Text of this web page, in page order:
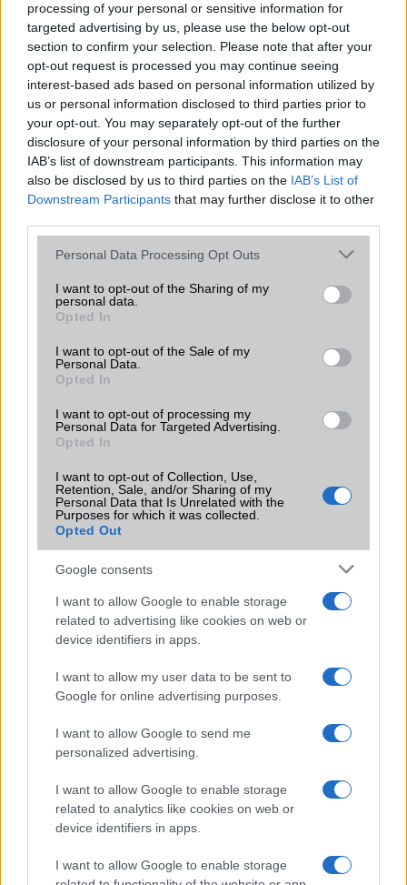
processing of your personal or sensitive information for
targeted advertising by us, please use the below opt-out
section to confirm your selection. Please note that after your
opt-out request is processed you may continue seeing
interest-based ads based on personal information utilized by
us or personal information disclosed to third parties prior to
your opt-out. You may separately opt-out of the further
disclosure of your personal information by third parties on the
IAB’s list of downstream participants. This information may
also be disclosed by us to third parties on the IAB’s List of
Downstream Participants that may further disclose it to other
Please note that this website/app uses one or more Google
not limited to your visit or usage behaviour. You may click to
grant or deny consent to Google and its third-party tags to
use your data for below specified purposes in below Google
consent section.
Personal Data Processing Opt Outs
I want to opt-out of the Sharing of my
personal data.
Opted In
I want to opt-out of the Sale of my
Personal Data.
Opted In
I want to opt-out of processing my
Personal Data for Targeted Advertising.
Opted In
I want to opt-out of Collection, Use,
Retention, Sale, and/or Sharing of my
Personal Data that Is Unrelated with the
Purposes for which it was collected.
Opted Out
Google consents
I want to allow Google to enable storage
related to advertising like cookies on web or
device identifiers in apps.
I want to allow my user data to be sent to
Google for online advertising purposes.
I want to allow Google to send me
personalized advertising.
I want to allow Google to enable storage
related to analytics like cookies on web or
device identifiers in apps.
I want to allow Google to enable storage
Cserélhetőség
Beszélgetési idő h /
Gyorstöltés
Gyorstöltésre alkalmas
ALKALMAZÁSOK ÉS ÉRZÉKELŐK
Java Nincs
Flash Ujjlenyomat olvasó Fingerprint sensor
SNS integráció alap szolgáltatás
Organizer alap szolgáltatás
Office alkalmazások
DV = Document viewer (Word,
Iránytũ ecompass
Extrák
EGYÉB
SIM típus nanoSIM
SIM-ek száma
Funkciók
Black, White, Blue, Coral
Brand 2019
Védelem Nincs
Limited Edition Nincs
N/A = Nincs adat. Legutóbbi frissítés: 2026-07-13 19:00:00